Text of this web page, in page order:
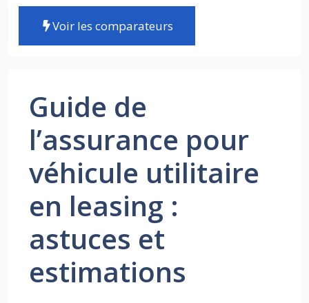
Voir les comparateurs
Guide de
l’assurance pour
véhicule utilitaire
en leasing :
astuces et
estimations